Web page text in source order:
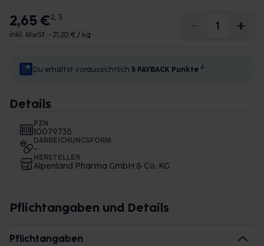
2,65 €2, 3
inkl. MwSt. • 21,20 € / kg
Du erhältst voraussichtlich 5 PAYBACK Punkte 4
Details
PZN
10079735
DARREICHUNGSFORM
-
HERSTELLER
Alpenland Pharma GmbH & Co. KG
Pflichtangaben und Details
Pflichtangaben